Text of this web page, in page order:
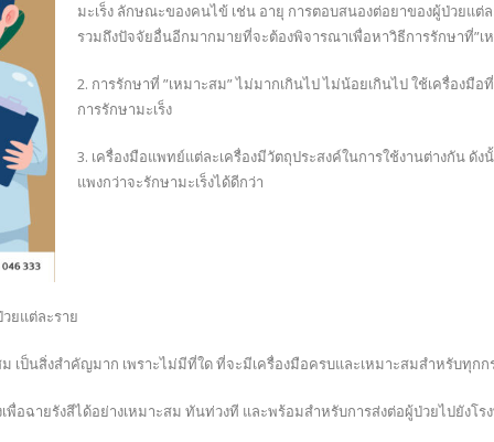
มะเร็ง ลักษณะของคนไข้ เช่น อายุ การตอบสนองต่อยาของผู้ป่วยแ
รวมถึงปัจจัยอื่นอีกมากมายที่จะต้องพิจารณาเพื่อหาวิธีการรักษาที่”เ
2. การรักษาที่ ”เหมาะสม” ไม่มากเกินไป ไม่น้อยเกินไป ใช้เครื่องมื
การรักษามะเร็ง
3. เครื่องมือแพทย์แต่ละเครื่องมีวัตถุประสงค์ในการใช้งานต่างกัน ดัง
แพงกว่าจะรักษามะเร็งได้ดีกว่า
ยแต่ละราย
เป็นสิ่งสำคัญมาก เพราะไม่มีที่ใด ที่จะมีเครื่องมือครบและเหมาะสมสำหรับทุก
อฉายรังสีได้อย่างเหมาะสม ทันท่วงที และพร้อมสำหรับการส่งต่อผู้ป่วยไปยังโ